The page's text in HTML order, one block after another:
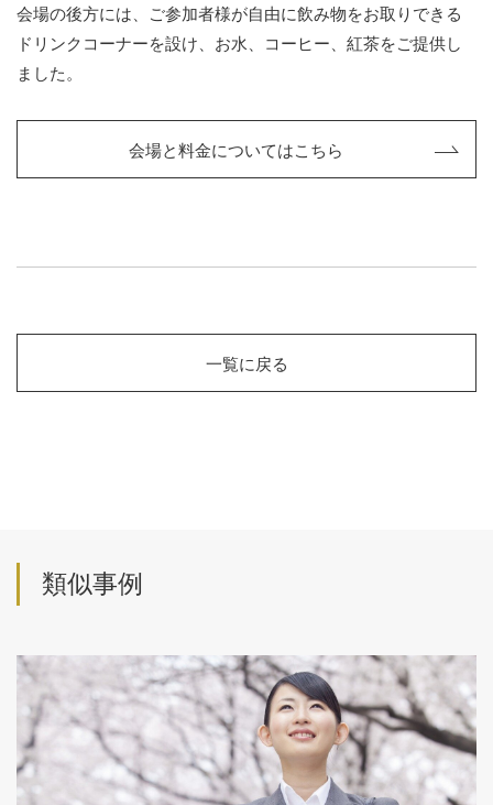
会場の後方には、ご参加者様が自由に飲み物をお取りできる
ドリンクコーナーを設け、お水、コーヒー、紅茶をご提供し
ました。
会場と料⾦についてはこちら
一覧に戻る
類似事例